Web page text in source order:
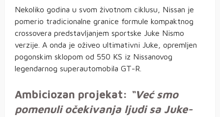
Nekoliko godina u svom životnom ciklusu, Nissan je
pomerio tradicionalne granice formule kompaktnog
crossovera predstavljanjem sportske Juke Nismo
verzije. A onda je oživeo ultimativni Juke, opremljen
pogonskim sklopom od 550 KS iz Nissanovog
legendarnog superautomobila GT-R.
Ambiciozan projekat: “Već smo
pomenuli očekivanja ljudi sa Juke-